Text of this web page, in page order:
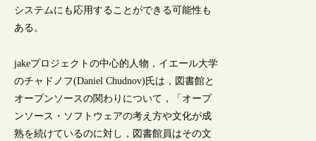
システムにも応用することができる可能性も
ある。
jakeプロジェクトの中心的人物，イエール大学
のチャドノフ(Daniel Chudnov)氏は，図書館と
オープンソースの関わりについて，「オープ
ンソース・ソフトウェアの考え方や文化が成
熟を続けているのに対し，図書館員はその文